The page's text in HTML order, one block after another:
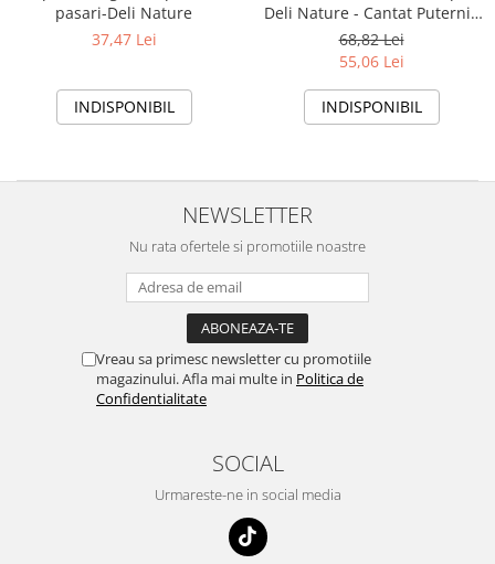
pasari-Deli Nature
37,47 Lei
INDISPONIBIL
Deli Nature - Cantat Puternic
& Penaj Sanatos
68,82 Lei
55,06 Lei
INDISPONIBIL
NEWSLETTER
Nu rata ofertele si promotiile noastre
Vreau sa primesc newsletter cu promotiile
magazinului. Afla mai multe in Politica de
Confidentialitate
SOCIAL
Urmareste-ne in social media